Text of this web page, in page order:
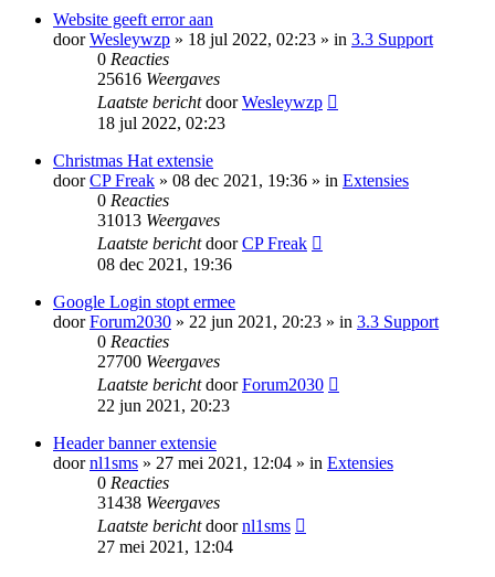
Website geeft error aan
doorWesleywzp » 18 jul 2022, 02:23 » in 3.3 Support
0 Reacties
25616 Weergaves
Laatste berichtdoorWesleywzp
18 jul 2022, 02:23
Christmas Hat extensie
doorCP Freak » 08 dec 2021, 19:36 » in Extensies
0 Reacties
31013 Weergaves
Laatste berichtdoorCP Freak
08 dec 2021, 19:36
Google Login stopt ermee
doorForum2030 » 22 jun 2021, 20:23 » in 3.3 Support
0 Reacties
27700 Weergaves
Laatste berichtdoorForum2030
22 jun 2021, 20:23
Header banner extensie
doornl1sms » 27 mei 2021, 12:04 » in Extensies
0 Reacties
31438 Weergaves
Laatste berichtdoornl1sms
27 mei 2021, 12:04